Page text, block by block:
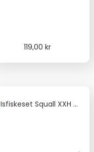
119,00 kr
Isfiskeset Squall XXH med TRN200